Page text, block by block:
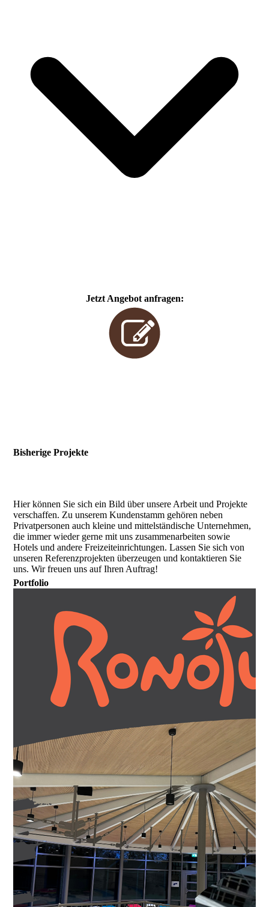
Jetzt Angebot anfragen:
Bisherige Projekte
Hier können Sie sich ein Bild über unsere Arbeit und Projekte
verschaffen. Zu unserem Kundenstamm gehören neben
Privatpersonen auch kleine und mittelständische Unternehmen,
die immer wieder gerne mit uns zusammenarbeiten sowie
Hotels und andere Freizeiteinrichtungen. Lassen Sie sich von
unseren Referenzprojekten überzeugen und kontaktieren Sie
uns. Wir freuen uns auf Ihren Auftrag!
Portfolio